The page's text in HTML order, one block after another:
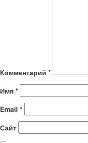
Комментарий *
Имя *
Email *
Сайт